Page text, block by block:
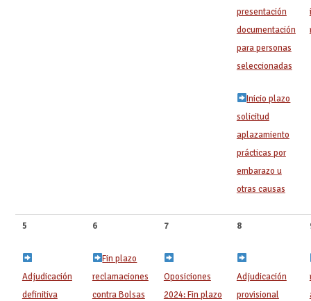
presentación
documentación
para personas
seleccionadas
Inicio plazo
solicitud
aplazamiento
prácticas por
embarazo u
otras causas
5
Adjudicación
definitiva
6
Fin plazo
reclamaciones
contra Bolsas
7
Oposiciones
2024: Fin plazo
8
Adjudicación
provisional